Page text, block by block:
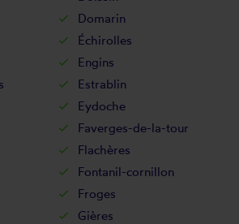
Domarin
Échirolles
Engins
Estrablin
Eydoche
Faverges-de-la-tour
Flachères
Fontanil-cornillon
Froges
Gières